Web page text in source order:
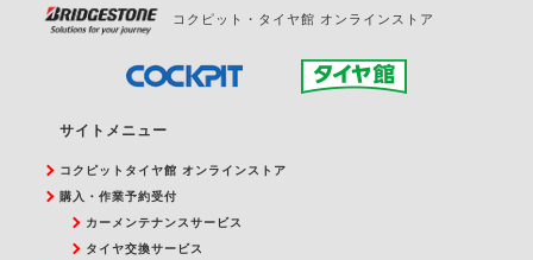
コクピット・タイヤ館 オンラインストア
サイトメニュー
コクピットタイヤ館 オンラインストア
購入・作業予約受付
カーメンテナンスサービス
タイヤ交換サービス